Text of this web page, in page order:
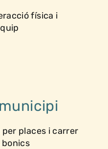
física i
places i carrer
bonics